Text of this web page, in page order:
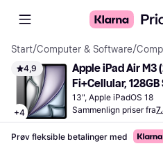
Start/Computer & Software/
4,9
+4
Apple iPad Air M3
Fi+Cellular,
13", Apple iPadOS 18
Sammenlign priser fra
Prøv fleksible betalinger med